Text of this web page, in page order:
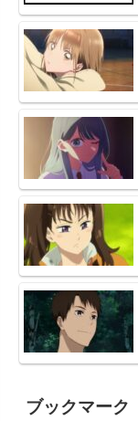
ブックマーク